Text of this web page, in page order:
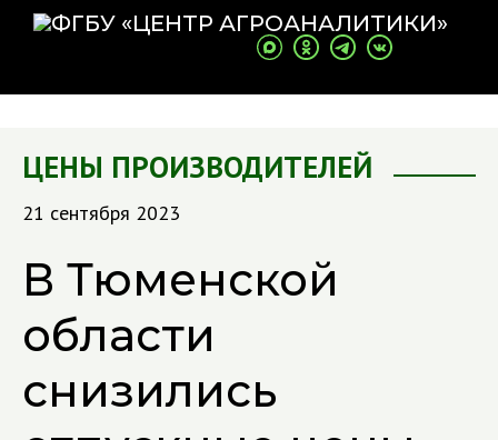
ЦЕНЫ ПРОИЗВОДИТЕЛЕЙ
21 сентября 2023
В Тюменской
области
снизились